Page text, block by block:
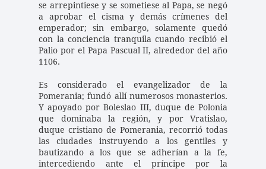
se arrepintiese y se sometiese al Papa, se negó
a aprobar el cisma y demás crímenes del
emperador; sin embargo, solamente quedó
con la conciencia tranquila cuando recibió el
Palio por el Papa Pascual II, alrededor del año
1106.
Es considerado el evangelizador de la
Pomerania; fundó allí numerosos monasterios.
Y apoyado por Boleslao III, duque de Polonia
que dominaba la región, y por Vratislao,
duque cristiano de Pomerania, recorrió todas
las ciudades instruyendo a los gentiles y
bautizando a los que se adherían a la fe,
intercediendo ante el príncipe por la